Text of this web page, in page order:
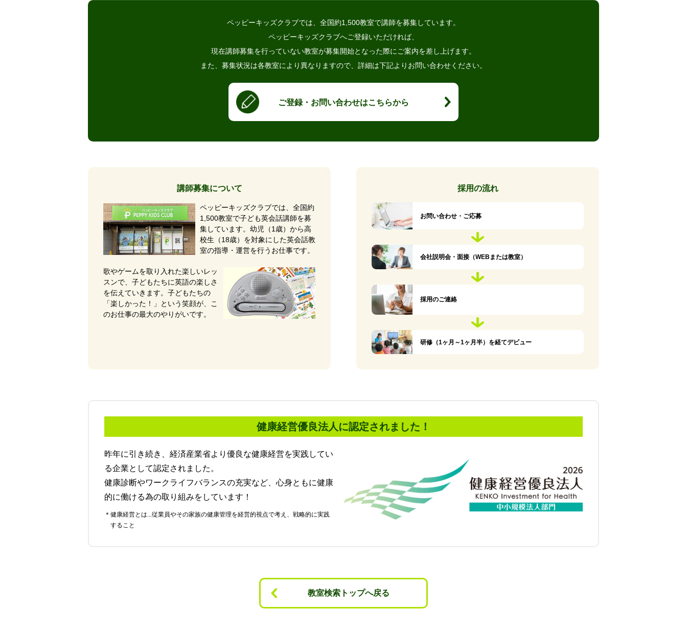
ペッピーキッズクラブでは、 全国約1,500教室で講師を募集しています。
ペッピーキッズクラブへご登録いただければ、
現在講師募集を行っていない教室が募集開始となった際にご案内を差し上げます。
また、募集状況は各教室により異なりますので、 詳細は下記よりお問い合わせください。
ご登録・お問い合わせはこちらから
講師募集について
ペッピーキッズクラブでは、全国約
1,500教室で子ども英会話講師を募
集しています。幼児（1歳）から高
校生（18歳）を対象にした英会話教
室の指導・運営を行うお仕事です。
歌やゲームを取り入れた楽しいレッ
スンで、子どもたちに英語の楽しさ
を伝えていきます。子どもたちの
「楽しかった！」という笑顔が、こ
のお仕事の最大のやりがいです。
採用の流れ
お問い合わせ・ご応募
会社説明会・面接（WEBまたは教室）
採用のご連絡
研修（1ヶ月～1ヶ月半）を経てデビュー
健康経営優良法人に認定されました！
昨年に引き続き、経済産業省より優良な健康経営を実践してい
る企業として認定されました。
健康診断やワークライフバランスの充実など、心身ともに健康
的に働ける為の取り組みをしています！
＊健康経営とは...従業員やその家族の健康管理を経営的視点で考え、戦略的に実践
すること
教室検索トップへ戻る